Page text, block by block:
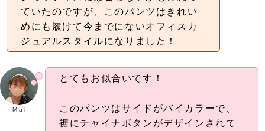
ていたのですが、このパンツはきれい
めにも履けて今までにないオフィスカ
ジュアルスタイルになりました！
M a i
とてもお似合いです！
このパンツはサイドがバイカラーで、
裾にチャイナボタンがデザインされて